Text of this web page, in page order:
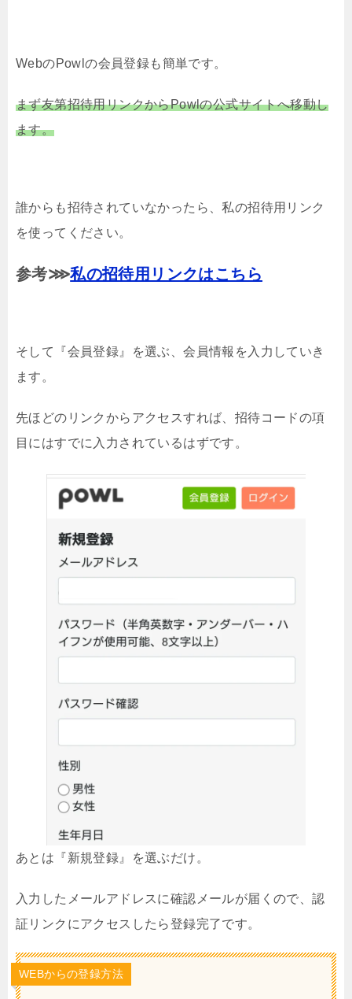
WebのPowlの会員登録も簡単です。
まず友第招待用リンクからPowlの公式サイトへ移動し
ます。
誰からも招待されていなかったら、私の招待用リンク
を使ってください。
参考⋙私の招待用リンクはこちら
そして『会員登録』を選ぶ、会員情報を入力していき
ます。
先ほどのリンクからアクセスすれば、招待コードの項
目にはすでに入力されているはずです。
あとは『新規登録』を選ぶだけ。
入力したメールアドレスに確認メールが届くので、認
証リンクにアクセスしたら登録完了です。
WEBからの登録方法